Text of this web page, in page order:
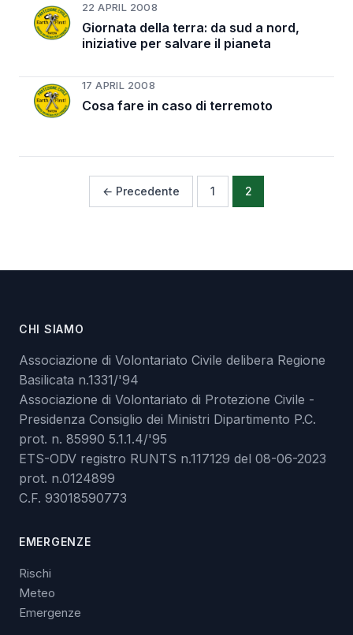
22 APRIL 2008
Giornata della terra: da sud a nord,
iniziative per salvare il pianeta
17 APRIL 2008
Cosa fare in caso di terremoto
← Precedente 1 2
CHI SIAMO
Associazione di Volontariato Civile delibera Regione
Basilicata n.1331/'94
Associazione di Volontariato di Protezione Civile -
Presidenza Consiglio dei Ministri Dipartimento P.C.
prot. n. 85990 5.1.1.4/'95
ETS-ODV registro RUNTS n.117129 del 08-06-2023
prot. n.0124899
C.F. 93018590773
EMERGENZE
Rischi
Meteo
Emergenze